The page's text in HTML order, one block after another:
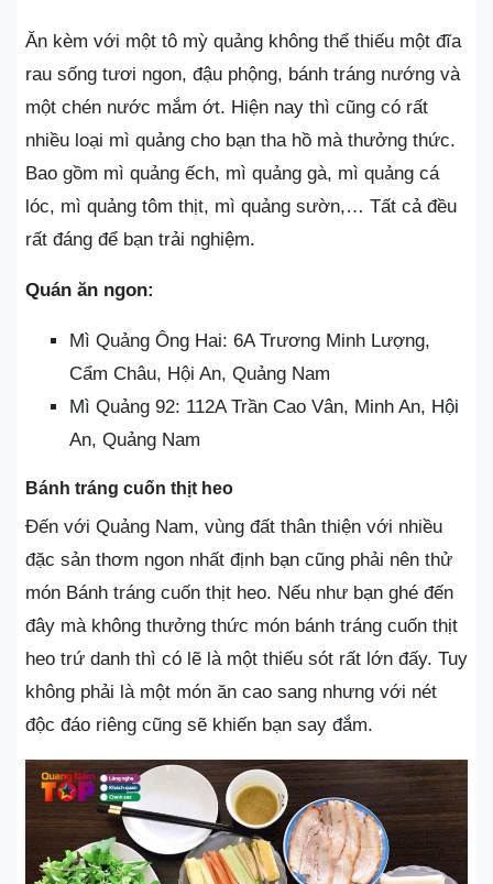
Ăn kèm với một tô mỳ quảng không thể thiếu một đĩa
rau sống tươi ngon, đậu phộng, bánh tráng nướng và
một chén nước mắm ớt. Hiện nay thì cũng có rất
nhiều loại mì quảng cho bạn tha hồ mà thưởng thức.
Bao gồm mì quảng ếch, mì quảng gà, mì quảng cá
lóc, mì quảng tôm thịt, mì quảng sườn,… Tất cả đều
rất đáng để bạn trải nghiệm.
Quán ăn ngon:
Mì Quảng Ông Hai: 6A Trương Minh Lượng,
Cẩm Châu, Hội An, Quảng Nam
Mì Quảng 92: 112A Trần Cao Vân, Minh An, Hội
An, Quảng Nam
Bánh tráng cuốn thịt heo
Đến với Quảng Nam, vùng đất thân thiện với nhiều
đặc sản thơm ngon nhất định bạn cũng phải nên thử
món Bánh tráng cuốn thịt heo. Nếu như bạn ghé đến
đây mà không thưởng thức món bánh tráng cuốn thịt
heo trứ danh thì có lẽ là một thiếu sót rất lớn đấy. Tuy
không phải là một món ăn cao sang nhưng với nét
độc đáo riêng cũng sẽ khiến bạn say đắm.